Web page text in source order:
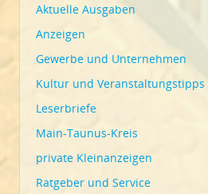
Aktuelle Ausgaben
Anzeigen
Gewerbe und Unternehmen
Kultur und Veranstaltungstipps
Leserbriefe
Main-Taunus-Kreis
private Kleinanzeigen
Ratgeber und Service